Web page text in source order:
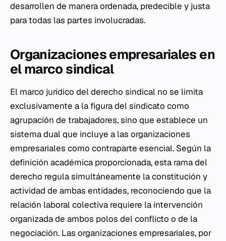
desarrollen de manera ordenada, predecible y justa
para todas las partes involucradas.
Organizaciones empresariales en
el marco sindical
El marco jurídico del derecho sindical no se limita
exclusivamente a la figura del sindicato como
agrupación de trabajadores, sino que establece un
sistema dual que incluye a las organizaciones
empresariales como contraparte esencial. Según la
definición académica proporcionada, esta rama del
derecho regula simultáneamente la constitución y
actividad de ambas entidades, reconociendo que la
relación laboral colectiva requiere la intervención
organizada de ambos polos del conflicto o de la
negociación. Las organizaciones empresariales, por